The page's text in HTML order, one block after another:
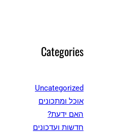
Categories
Uncategorized
אוכל ומתכונים
האם ידעת?
חדשות ועדכונים